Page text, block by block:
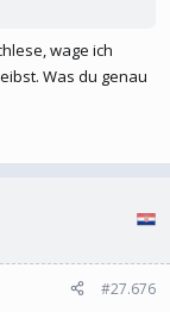
wage ich
Was du genau
#27.676